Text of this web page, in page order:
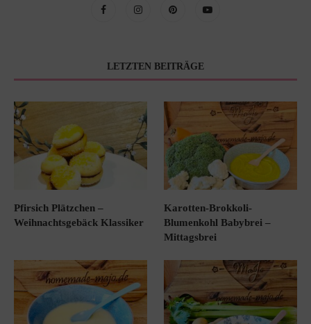
LETZTEN BEITRÄGE
Pfirsich Plätzchen –
Weihnachtsgebäck Klassiker
Karotten-Brokkoli-
Blumenkohl Babybrei –
Mittagsbrei